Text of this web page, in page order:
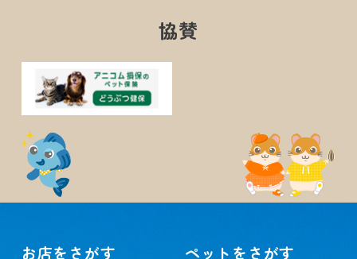
協賛
お店をさがす ペットをさがす